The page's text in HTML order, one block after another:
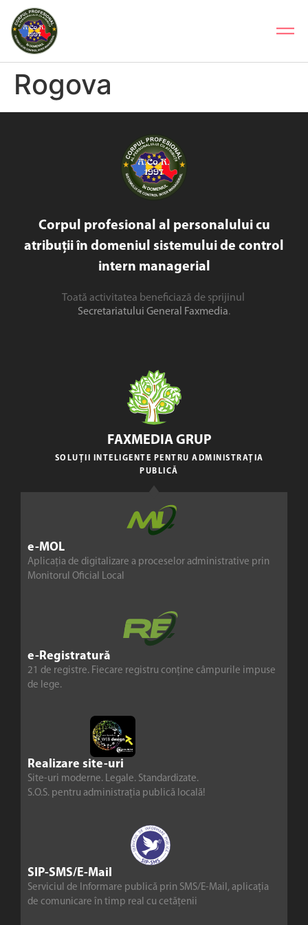
Rogova
Corpul profesional al personalului cu
atribuții în domeniul sistemului de control
intern managerial
Toată activitatea beneficiază de sprijinul
Secretariatului General Faxmedia.
e-MOL
Aplicația de digitalizare a proceselor administrative prin
Monitorul Oficial Local
e-Registratură
21 de registre. Fiecare registru conține câmpurile impuse
de lege.
Realizare site-uri
Site-uri moderne. Legale. Standardizate.
S.O.S. pentru administrația publică locală!
SIP-SMS/E-Mail
Serviciul de Informare publică prin SMS/E-Mail, aplicația
de comunicare în timp real cu cetățenii
FAXMEDIA GRUP
SOLUȚII INTELIGENTE PENTRU ADMINISTRAȚIA
PUBLICĂ